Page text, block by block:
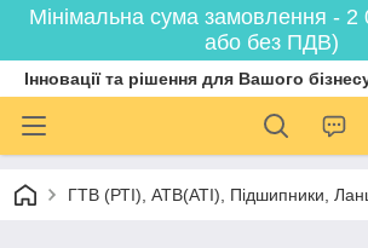
Мінімальна сума замовлення -
або без ПДВ)
Інновації та рішення для Вашого
ГТВ (РТI), АТВ(АТI), Пiдшипники,